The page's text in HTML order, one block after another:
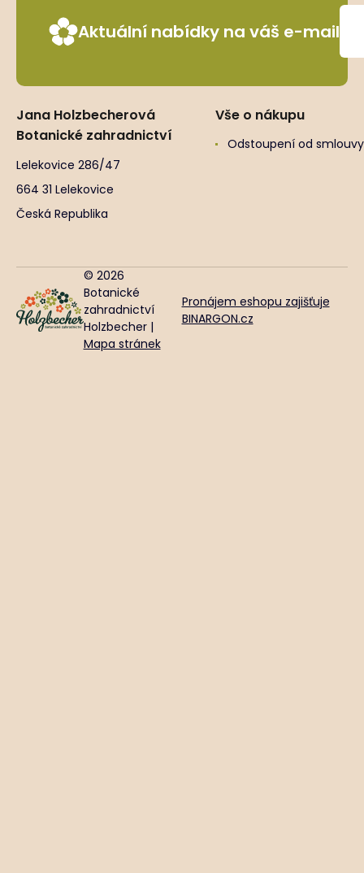
Aktuální nabídky na váš e-mail
Jana Holzbecherová
Botanické zahradnictví
Lelekovice 286/47
664 31 Lelekovice
Česká Republika
Vše o nákupu
Odstoupení od smlouvy
© 2026
Botanické
zahradnictví
Holzbecher |
Mapa stránek
Pronájem eshopu zajišťuje
BINARGON.cz